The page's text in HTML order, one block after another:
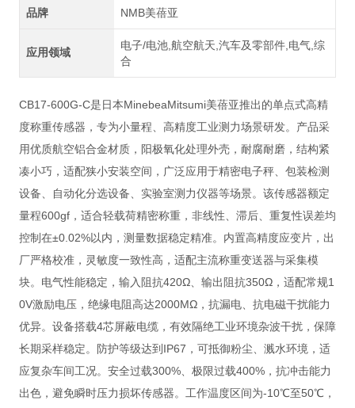
品牌 NMB美蓓亚
应用领域
电子/电池,航空航天,汽车及零部件,电气,综
合
CB17-600G-C是日本MinebeaMitsumi美蓓亚推出的单点式高精
度称重传感器，专为小量程、高精度工业测力场景研发。产品采
用优质航空铝合金材质，阳极氧化处理外壳，耐腐耐磨，结构紧
凑小巧，适配狭小安装空间，广泛应用于精密电子秤、包装检测
设备、自动化分选设备、实验室测力仪器等场景。该传感器额定
量程600gf，适合轻载荷精密称重，非线性、滞后、重复性误差均
控制在±0.02%以内，测量数据稳定精准。内置高精度应变片，出
厂严格校准，灵敏度一致性高，适配主流称重变送器与采集模
块。电气性能稳定，输入阻抗420Ω、输出阻抗350Ω，适配常规1
0V激励电压，绝缘电阻高达2000MΩ，抗漏电、抗电磁干扰能力
优异。设备搭载4芯屏蔽电缆，有效隔绝工业环境杂波干扰，保障
长期采样稳定。防护等级达到IP67，可抵御粉尘、溅水环境，适
应复杂车间工况。安全过载300%、极限过载400%，抗冲击能力
出色，避免瞬时压力损坏传感器。工作温度区间为-10℃至50℃，